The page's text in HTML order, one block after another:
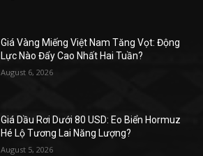
Giá Vàng Miếng Việt Nam Tăng Vọt: Động
Lực Nào Đẩy Cao Nhất Hai Tuần?
August 6, 2026
Giá Dầu Rơi Dưới 80 USD: Eo Biển Hormuz
Hé Lộ Tương Lai Năng Lượng?
August 5, 2026